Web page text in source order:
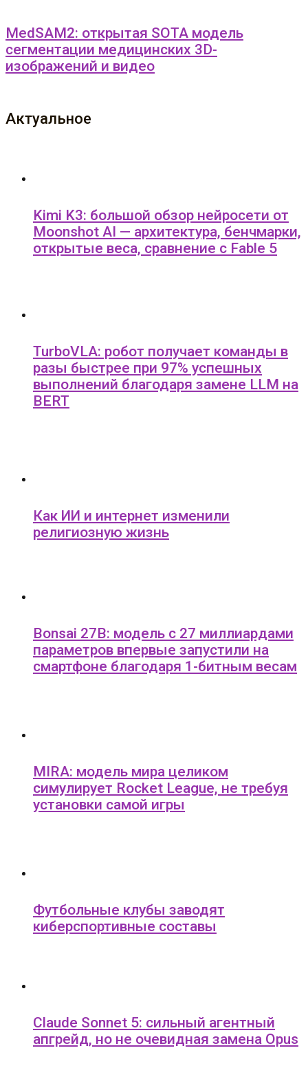
MedSAM2: открытая SOTA модель
сегментации медицинских 3D-
изображений и видео
Актуальное
Kimi K3: большой обзор нейросети от
Moonshot AI — архитектура, бенчмарки,
открытые веса, сравнение с Fable 5
TurboVLA: робот получает команды в
разы быстрее при 97% успешных
выполнений благодаря замене LLM на
BERT
Как ИИ и интернет изменили
религиозную жизнь
Bonsai 27B: модель с 27 миллиардами
параметров впервые запустили на
смартфоне благодаря 1-битным весам
MIRA: модель мира целиком
симулирует Rocket League, не требуя
установки самой игры
Футбольные клубы заводят
киберспортивные составы
Claude Sonnet 5: сильный агентный
апгрейд, но не очевидная замена Opus